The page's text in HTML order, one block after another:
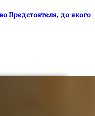
Предстоятеля, до якого